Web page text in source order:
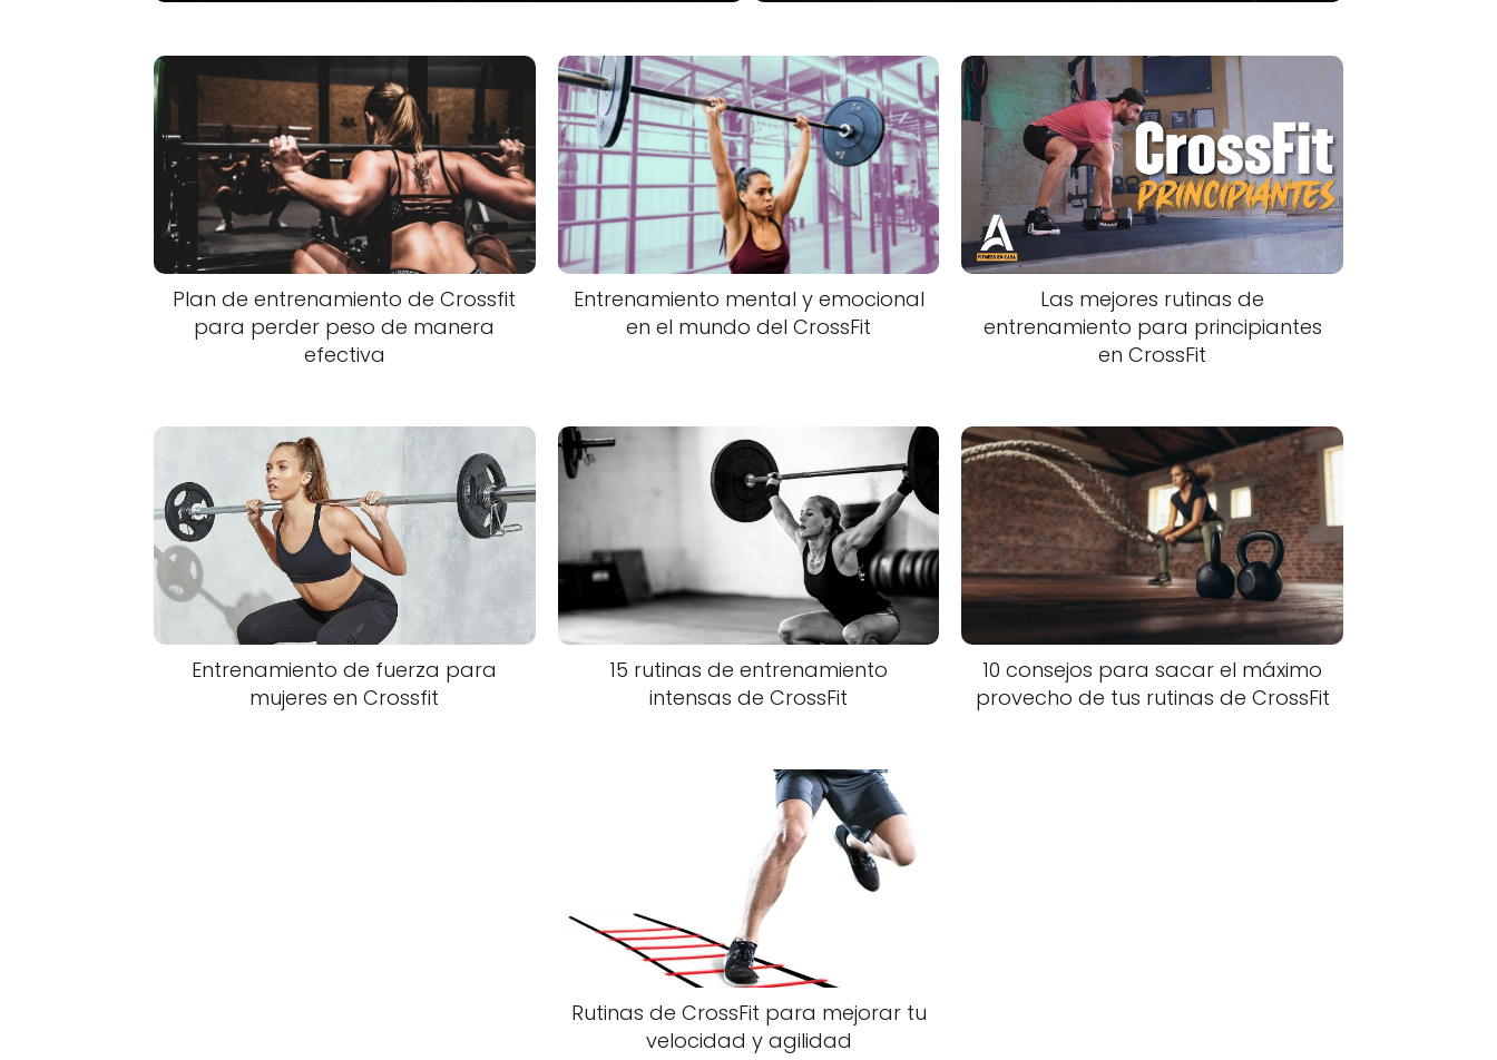
Plan de entrenamiento de Crossfit
para perder peso de manera
efectiva
Entrenamiento mental y emocional
en el mundo del CrossFit
Las mejores rutinas de
entrenamiento para principiantes
en CrossFit
Entrenamiento de fuerza para
mujeres en Crossfit
15 rutinas de entrenamiento
intensas de CrossFit
10 consejos para sacar el máximo
provecho de tus rutinas de CrossFit
Rutinas de CrossFit para mejorar tu
velocidad y agilidad